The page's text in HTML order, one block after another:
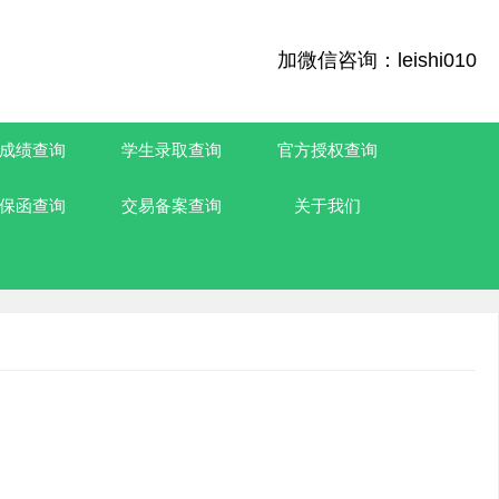
加微信咨询：leishi010
绩查询 学生录取查询 官方授权查询
函查询 交易备案查询 关于我们